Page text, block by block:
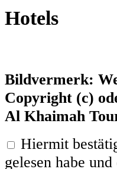
Hotels
Bildvermerk:
Copyright (c)
Al Khaimah
Hiermit
gelesen habe